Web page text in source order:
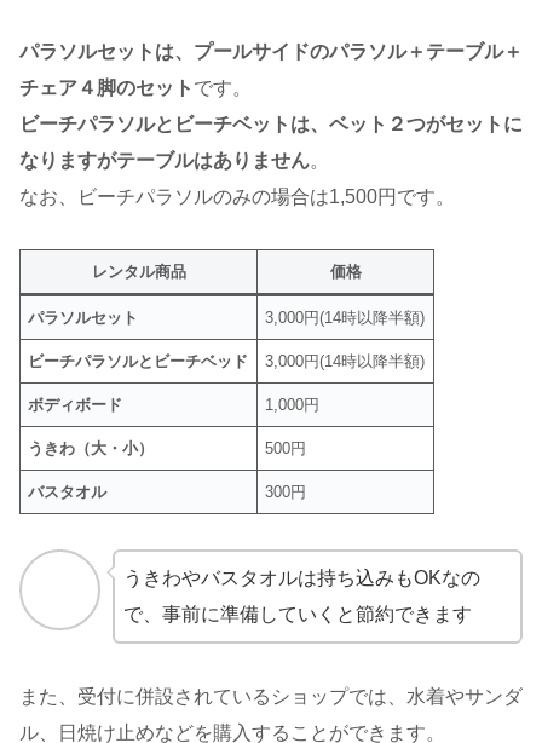
パラソルセットは、プールサイドのパラソル＋テーブル＋
チェア４脚のセット です。
ビーチパラソルとビーチベットは、ベット２つがセットに
なりますがテーブルはありません。
なお、ビーチパラソルのみの場合は1,500円です。
レンタル商品 価格
パラソルセット 3,000円(14時以降半額)
ビーチパラソルとビーチベッド 3,000円(14時以降半額)
ボディボード 1,000円
うきわ（大・小） 500円
バスタオル 300円
うきわやバスタオルは持ち込みもOKなの
で、事前に準備していくと節約できます
また、受付に併設されているショップでは、水着やサンダ
ル、日焼け止めなどを購入することができます。